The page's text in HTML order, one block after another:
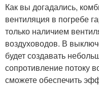
Как вы догадались,
вентиляция в погребе
только наличием
воздуховодов. В
будет создавать
сопротивление потоку
сможете обеспечить